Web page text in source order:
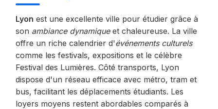
Lyon est une excellente ville pour étudier grâce à
son ambiance dynamiqueet chaleureuse. La ville
offre un riche calendrier d'événements culturels
comme les festivals, expositions et le célèbre
Festival des Lumières. Côté transports, Lyon
dispose d'un réseau efficace avec métro, tram et
bus, facilitant les déplacements étudiants. Les
loyers moyens restent abordables comparés à